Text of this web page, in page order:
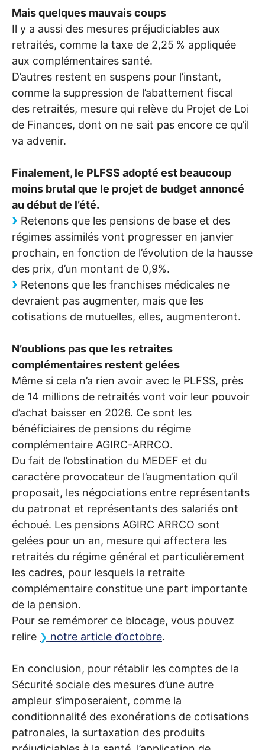
Mais quelques mauvais coups
Il y a aussi des mesures préjudiciables aux
retraités, comme la taxe de 2,25 % appliquée
aux complémentaires santé.
D’autres restent en suspens pour l’instant,
comme la suppression de l’abattement fiscal
des retraités, mesure qui relève du Projet de Loi
de Finances, dont on ne sait pas encore ce qu’il
va advenir.
Finalement, le PLFSS adopté est beaucoup
moins brutal que le projet de budget annoncé
au début de l’été.
Retenons que les pensions de base et des
régimes assimilés vont progresser en janvier
prochain, en fonction de l’évolution de la hausse
des prix, d’un montant de 0,9%.
Retenons que les franchises médicales ne
devraient pas augmenter, mais que les
cotisations de mutuelles, elles, augmenteront.
N’oublions pas que les retraites
complémentaires restent gelées
Même si cela n’a rien avoir avec le PLFSS, près
de 14 millions de retraités vont voir leur pouvoir
d’achat baisser en 2026. Ce sont les
bénéficiaires de pensions du régime
complémentaire AGIRC-ARRCO.
Du fait de l’obstination du MEDEF et du
caractère provocateur de l’augmentation qu’il
proposait, les négociations entre représentants
du patronat et représentants des salariés ont
échoué. Les pensions AGIRC ARRCO sont
gelées pour un an, mesure qui affectera les
retraités du régime général et particulièrement
les cadres, pour lesquels la retraite
complémentaire constitue une part importante
de la pension.
Pour se remémorer ce blocage, vous pouvez
relire
notre article d’octobre.
En conclusion, pour rétablir les comptes de la
Sécurité sociale des mesures d’une autre
ampleur s’imposeraient, comme la
conditionnalité des exonérations de cotisations
patronales, la surtaxation des produits